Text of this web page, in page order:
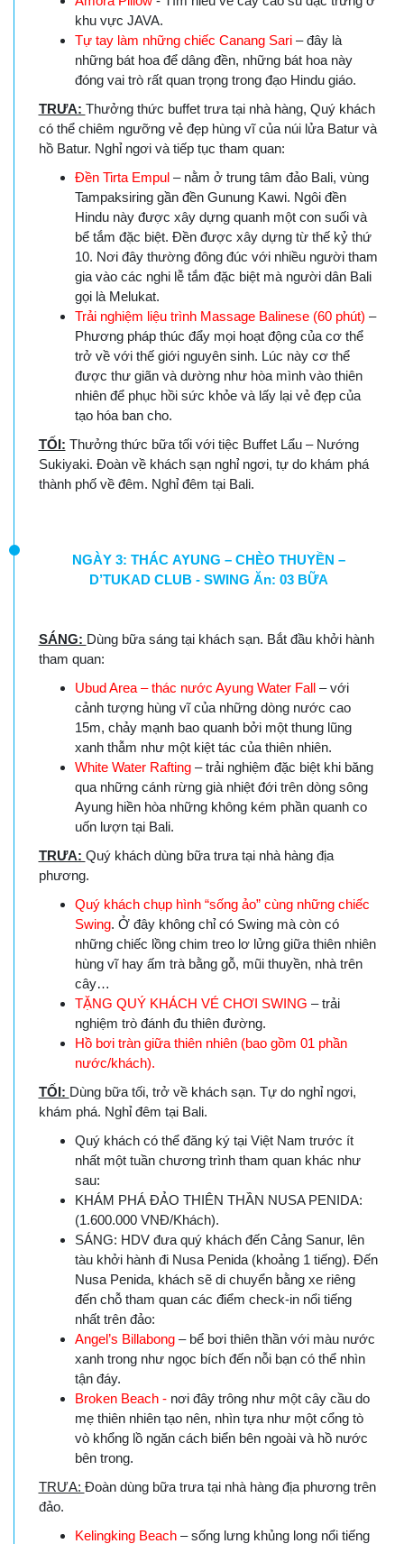
khu vực JAVA.
Tự tay làm những chiếc Canang Sari – đây là
những bát hoa để dâng đền, những bát hoa này
đóng vai trò rất quan trọng trong đạo Hindu giáo.
TRƯA: Thưởng thức buffet trưa tại nhà hàng, Quý khách
có thể chiêm ngưỡng vẻ đẹp hùng vĩ của núi lửa Batur và
hồ Batur. Nghỉ ngơi và tiếp tục tham quan:
Đền Tirta Empul – nằm ở trung tâm đảo Bali, vùng
Tampaksiring gần đền Gunung Kawi. Ngôi đền
Hindu này được xây dựng quanh một con suối và
bể tắm đặc biệt. Đền được xây dựng từ thế kỷ thứ
10. Nơi đây thường đông đúc với nhiều người tham
gia vào các nghi lễ tắm đặc biệt mà người dân Bali
gọi là Melukat.
Trải nghiệm liệu trình Massage Balinese (60 phút) –
Phương pháp thúc đẩy mọi hoạt động của cơ thể
trở về với thế giới nguyên sinh. Lúc này cơ thể
được thư giãn và dường như hòa mình vào thiên
nhiên để phục hồi sức khỏe và lấy lại vẻ đẹp của
tạo hóa ban cho.
TỐI: Thưởng thức bữa tối với tiệc Buffet Lẩu – Nướng
Sukiyaki. Đoàn về khách sạn nghỉ ngơi, tự do khám phá
thành phố về đêm. Nghỉ đêm tại Bali.
NGÀY 3: THÁC AYUNG – CHÈO THUYỀN –
D’TUKAD CLUB - SWING Ăn: 03 BỮA
SÁNG: Dùng bữa sáng tại khách sạn. Bắt đầu khởi hành
tham quan:
Ubud Area – thác nước Ayung Water Fall – với
cảnh tượng hùng vĩ của những dòng nước cao
15m, chảy mạnh bao quanh bởi một thung lũng
xanh thẫm như một kiệt tác của thiên nhiên.
White Water Rafting – trải nghiệm đặc biệt khi băng
qua những cánh rừng già nhiệt đới trên dòng sông
Ayung hiền hòa những không kém phần quanh co
uốn lượn tại Bali.
TRƯA: Quý khách dùng bữa trưa tại nhà hàng địa
phương.
Quý khách chụp hình “sống ảo” cùng những chiếc
Swing. Ở đây không chỉ có Swing mà còn có
những chiếc lồng chim treo lơ lửng giữa thiên nhiên
hùng vĩ hay ấm trà bằng gỗ, mũi thuyền, nhà trên
cây…
TẶNG QUÝ KHÁCH VÉ CHƠI SWING – trải
nghiệm trò đánh đu thiên đường.
Hồ bơi tràn giữa thiên nhiên (bao gồm 01 phần
nước/khách).
TỐI: Dùng bữa tối, trở về khách sạn. Tự do nghỉ ngơi,
khám phá. Nghỉ đêm tại Bali.
Quý khách có thể đăng ký tại Việt Nam trước ít
nhất một tuần chương trình tham quan khác như
sau:
KHÁM PHÁ ĐẢO THIÊN THẦN NUSA PENIDA:
(1.600.000 VNĐ/Khách).
SÁNG: HDV đưa quý khách đến Cảng Sanur, lên
tàu khởi hành đi Nusa Penida (khoảng 1 tiếng). Đến
Nusa Penida, khách sẽ di chuyển bằng xe riêng
đến chỗ tham quan các điểm check-in nổi tiếng
nhất trên đảo:
Angel’s Billabong – bể bơi thiên thần với màu nước
xanh trong như ngọc bích đến nỗi bạn có thể nhìn
tận đáy.
Broken Beach -nơi đây trông như một cây cầu do
mẹ thiên nhiên tạo nên, nhìn tựa như một cổng tò
vò khổng lồ ngăn cách biển bên ngoài và hồ nước
bên trong.
TRƯA: Đoàn dùng bữa trưa tại nhà hàng địa phương trên
đảo.
Kelingking Beach – sống lưng khủng long nổi tiếng